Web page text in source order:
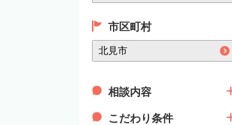
市区町村
相談内容
こだわり条件